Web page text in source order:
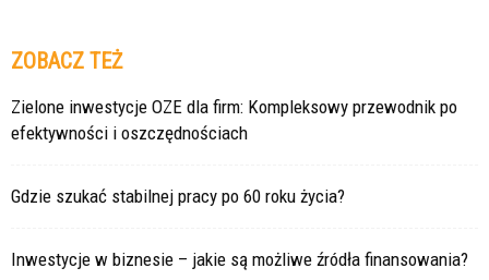
ZOBACZ TEŻ
Zielone inwestycje OZE dla firm: Kompleksowy przewodnik po
efektywności i oszczędnościach
Gdzie szukać stabilnej pracy po 60 roku życia?
Inwestycje w biznesie – jakie są możliwe źródła finansowania?